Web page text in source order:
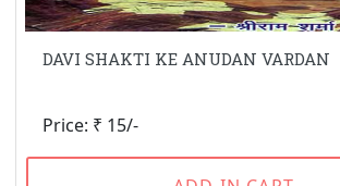
DAVI SHAKTI KE ANUDAN VARDAN
Price: ₹ 15/-